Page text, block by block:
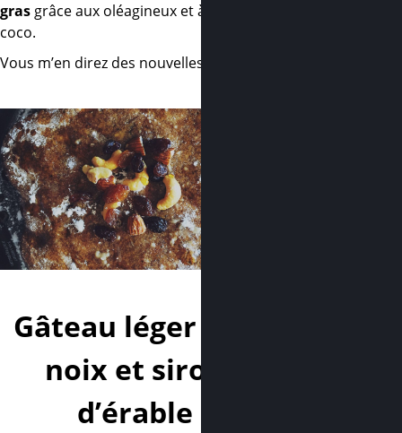
gras grâce aux oléagineux et à l’huile de
coco.
Vous m’en direz des nouvelles !
Gâteau léger aux
noix et sirop
d’érable